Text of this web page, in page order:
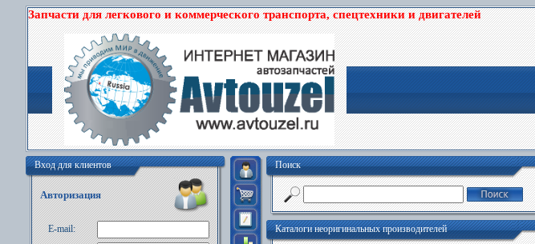
Запчасти для легкового и коммерческого транспорта, спецтехники и двигателей
Вход для клиентов
Авторизация
E-mail:
Поиск
Каталоги неоригинальных производителей